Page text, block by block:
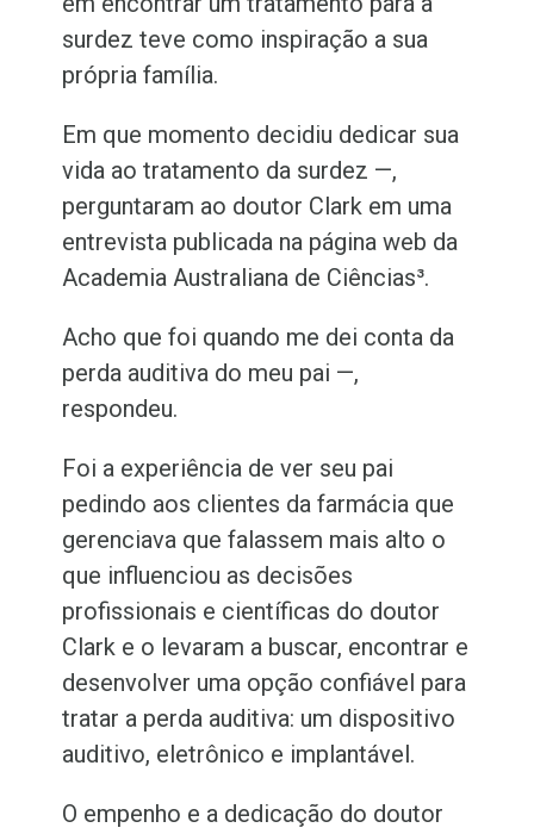
surdez teve como inspiração a sua
própria família.
Em que momento decidiu dedicar sua
vida ao tratamento da surdez —,
perguntaram ao doutor Clark em uma
entrevista publicada na página web da
Academia Australiana de Ciências³.
Acho que foi quando me dei conta da
perda auditiva do meu pai —,
respondeu.
Foi a experiência de ver seu pai
pedindo aos clientes da farmácia que
gerenciava que falassem mais alto o
que influenciou as decisões
profissionais e científicas do doutor
Clark e o levaram a buscar, encontrar e
desenvolver uma opção confiável para
tratar a perda auditiva: um dispositivo
auditivo, eletrônico e implantável.
O empenho e a dedicação do doutor